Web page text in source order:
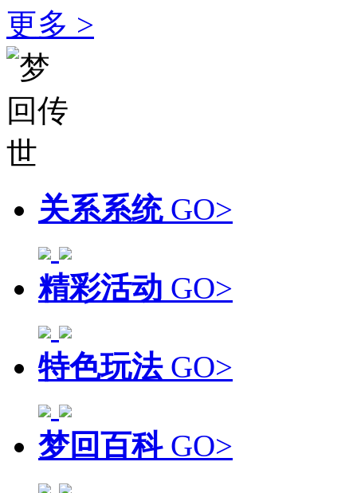
更多 >
关系系统 GO>
精彩活动 GO>
特色玩法 GO>
梦回百科 GO>